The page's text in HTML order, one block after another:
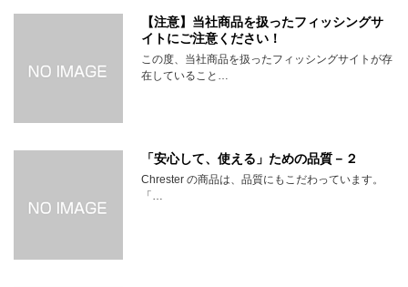
【注意】当社商品を扱ったフィッシングサ
イトにご注意ください！
この度、当社商品を扱ったフィッシングサイトが存
在していること…
「安心して、使える」ための品質－２
Chrester の商品は、品質にもこだわっています。
「…